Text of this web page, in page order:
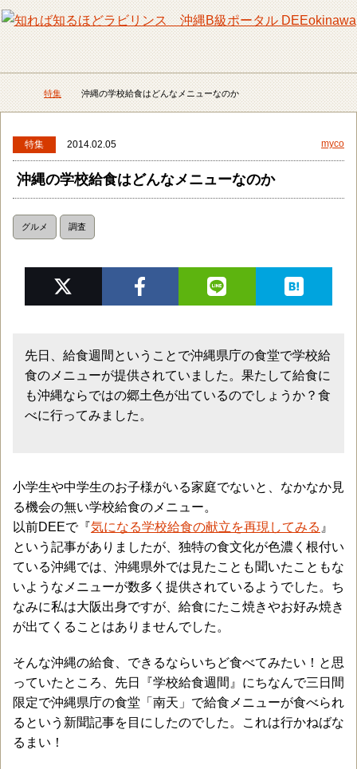
メニュー 検
DEEokinawaトップ
特集 沖縄の学校給食はどんなメニューなのか
特集 2014.02.05 myco
沖縄の学校給食はどんなメニューなのか
グルメ 調査
先日、給食週間ということで沖縄県庁の食堂で学校給
食のメニューが提供されていました。果たして給食に
も沖縄ならではの郷土色が出ているのでしょうか？食
べに行ってみました。
小学生や中学生のお子様がいる家庭でないと、なかなか見
る機会の無い学校給食のメニュー。
以前DEEで『気になる学校給食の献立を再現してみる 』
という記事がありましたが、独特の食文化が色濃く根付い
ている沖縄では、沖縄県外では見たことも聞いたこともな
いようなメニューが数多く提供されているようでした。ち
なみに私は大阪出身ですが、給食にたこ焼きやお好み焼き
が出てくることはありませんでした。
そんな沖縄の給食、できるならいちど食べてみたい！と思
っていたところ、先日『学校給食週間』にちなんで三日間
限定で沖縄県庁の食堂「南天」で給食メニューが食べられ
るという新聞記事を目にしたのでした。これは行かねばな
るまい！